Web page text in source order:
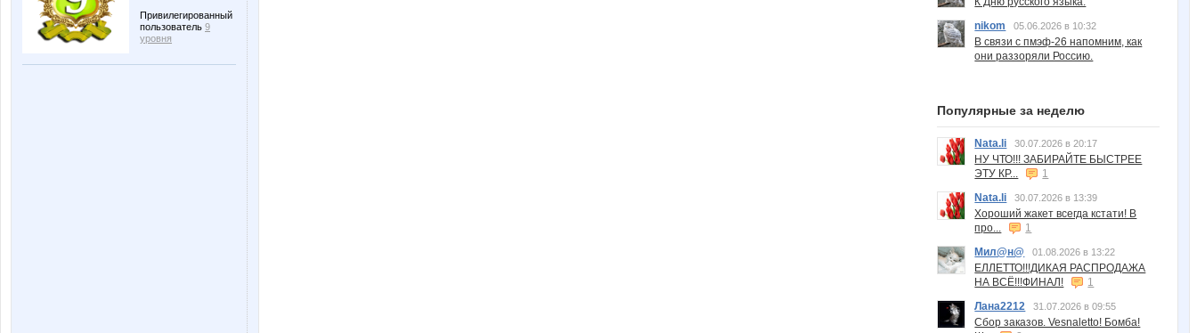
Привилегированный
пользователь 9
уровня
nikom
05.06.2026 в 10:32
В связи с пмэф-26 напомним, как
они раззоряли Россию.
Популярные за неделю
Nata.li 30.07.2026 в 20:17
НУ ЧТО!!! ЗАБИРАЙТЕ БЫСТРЕЕ
ЭТУ КР...
1
Nata.li
30.07.2026 в 13:39
Хороший жакет всегда кстати! В
про...
1
Мил@н@
01.08.2026 в 13:22
ЕЛЛЕТТО!!!ДИКАЯ РАСПРОДАЖА
НА ВСЁ!!!ФИНАЛ!
1
Лана2212
31.07.2026 в 09:55
Сбор заказов. Vesnaletto! Бомба!